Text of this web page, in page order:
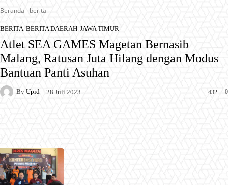
Beranda berita
BERITA BERITA DAERAH JAWA TIMUR
Atlet SEA GAMES Magetan Bernasib
Malang, Ratusan Juta Hilang dengan Modus
Bantuan Panti Asuhan
By Upid 28 Juli 2023 0
432